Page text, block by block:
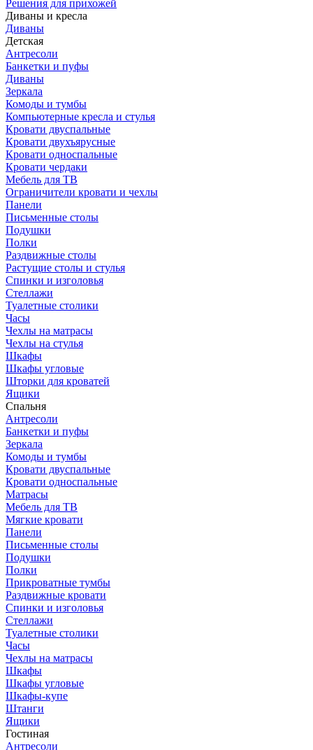
Решения для прихожей
Диваны и кресла
Диваны
Детская
Антресоли
Банкетки и пуфы
Диваны
Зеркала
Комоды и тумбы
Компьютерные кресла и стулья
Кровати двуспальные
Кровати двухъярусные
Кровати односпальные
Кровати чердаки
Мебель для ТВ
Ограничители кровати и чехлы
Панели
Письменные столы
Подушки
Полки
Раздвижные столы
Растущие столы и стулья
Спинки и изголовья
Стеллажи
Туалетные столики
Часы
Чехлы на матрасы
Чехлы на стулья
Шкафы
Шкафы угловые
Шторки для кроватей
Ящики
Спальня
Антресоли
Банкетки и пуфы
Зеркала
Комоды и тумбы
Кровати двуспальные
Кровати односпальные
Матрасы
Мебель для ТВ
Мягкие кровати
Панели
Письменные столы
Подушки
Полки
Прикроватные тумбы
Раздвижные кровати
Спинки и изголовья
Стеллажи
Туалетные столики
Часы
Чехлы на матрасы
Шкафы
Шкафы угловые
Шкафы-купе
Штанги
Ящики
Гостиная
Антресоли